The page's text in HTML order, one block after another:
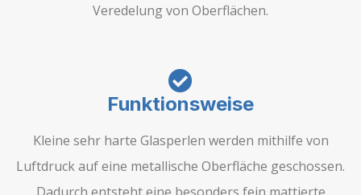
Veredelung von Oberflächen.
Funktionsweise
Kleine sehr harte Glasperlen werden mithilfe von
Luftdruck auf eine metallische Oberfläche geschossen.